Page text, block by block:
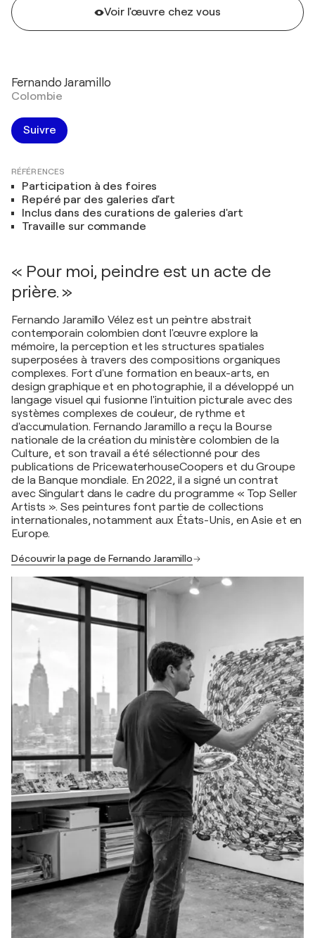
Voir l'œuvre chez vous
Fernando Jaramillo
Colombie
Suivre
RÉFÉRENCES
Participation à des foires
Repéré par des galeries d'art
Inclus dans des curations de galeries d'art
Travaille sur commande
« Pour moi, peindre est un acte de
prière. »
Fernando Jaramillo Vélez est un peintre abstrait
contemporain colombien dont l'œuvre explore la
mémoire, la perception et les structures spatiales
superposées à travers des compositions organiques
complexes. Fort d'une formation en beaux-arts, en
design graphique et en photographie, il a développé un
langage visuel qui fusionne l'intuition picturale avec des
systèmes complexes de couleur, de rythme et
d'accumulation. Fernando Jaramillo a reçu la Bourse
nationale de la création du ministère colombien de la
Culture, et son travail a été sélectionné pour des
publications de PricewaterhouseCoopers et du Groupe
de la Banque mondiale. En 2022, il a signé un contrat
avec Singulart dans le cadre du programme « Top Seller
Artists ». Ses peintures font partie de collections
internationales, notamment aux États-Unis, en Asie et en
Europe.
Découvrir la page de Fernando Jaramillo